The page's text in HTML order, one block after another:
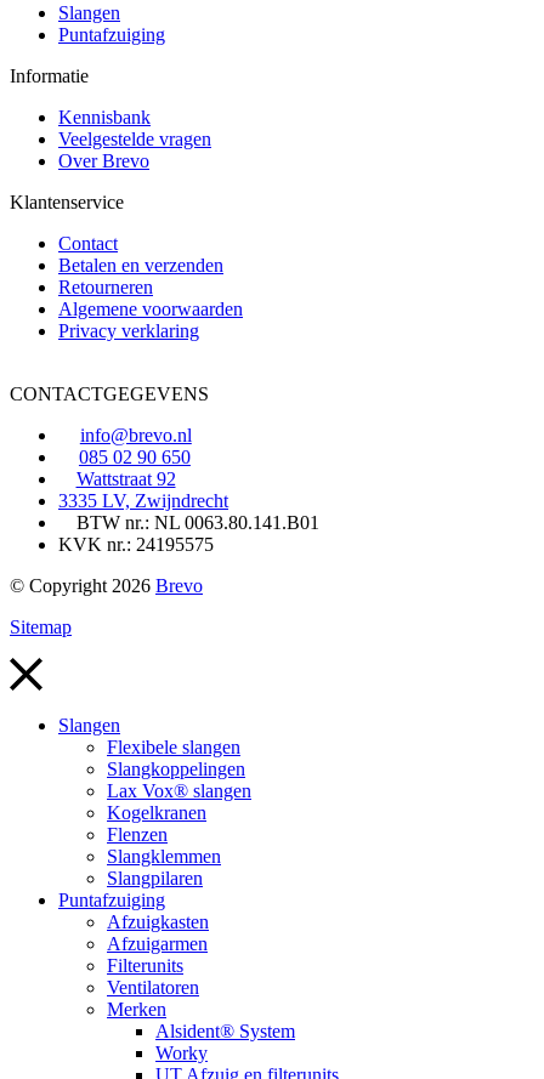
Slangen
Puntafzuiging
Informatie
Kennisbank
Veelgestelde vragen
Over Brevo
Klantenservice
Contact
Betalen en verzenden
Retourneren
Algemene voorwaarden
Privacy verklaring
CONTACTGEGEVENS
info@brevo.nl
085 02 90 650
Wattstraat 92
3335 LV, Zwijndrecht
BTW nr.: NL 0063.80.141.B01
KVK nr.: 24195575
© Copyright 2026 Brevo
Sitemap
Slangen
Flexibele slangen
Slangkoppelingen
Lax Vox® slangen
Kogelkranen
Flenzen
Slangklemmen
Slangpilaren
Puntafzuiging
Afzuigkasten
Afzuigarmen
Filterunits
Ventilatoren
Merken
Alsident® System
Worky
UT Afzuig en filterunits